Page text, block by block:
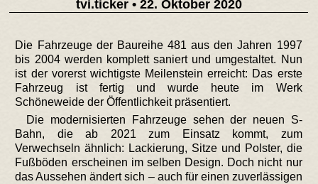
tvi.ticker• 22. Oktober 2020
Die Fahrzeuge der Baureihe 481 aus den Jahren 1997
bis 2004 werden komplett saniert und umgestaltet. Nun
ist der vorerst wichtigste Meilenstein erreicht: Das erste
Fahrzeug ist fertig und wurde heute im Werk
Schöneweide der Öffentlichkeit präsentiert.
Die modernisierten Fahrzeuge sehen der neuen S-
Bahn, die ab 2021 zum Einsatz kommt, zum
Verwechseln ähnlich: Lackierung, Sitze und Polster, die
Fußböden erscheinen im selben Design. Doch nicht nur
das Aussehen ändert sich – auch für einen zuverlässigen